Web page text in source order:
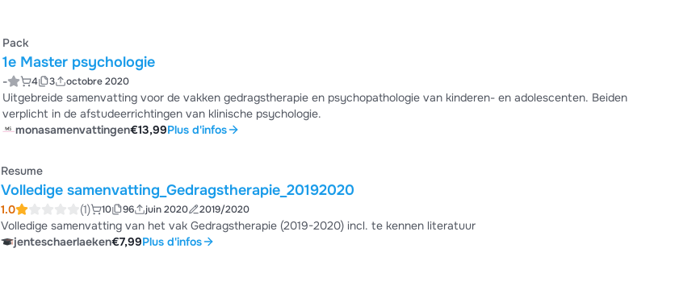
Pack
1e Master psychologie
- 4 3 octobre 2020
Uitgebreide samenvatting voor de vakken gedragstherapie en psychopathologie van kinderen- en adolescenten. Beiden
verplicht in de afstudeerrichtingen van klinische psychologie.
monasamenvattingen€13,99Plus d'infos
Resume
Volledige samenvatting_Gedragstherapie_20192020
1.0 (1) 10 96 juin 2020 2019/2020
Volledige samenvatting van het vak Gedragstherapie (2019-2020) incl. te kennen literatuur
jenteschaerlaeken€7,99Plus d'infos